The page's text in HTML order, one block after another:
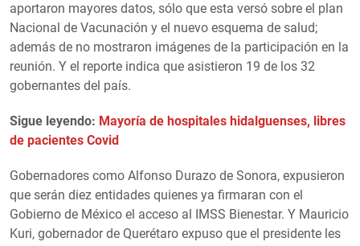
aportaron mayores datos, sólo que esta versó sobre el plan
Nacional de Vacunación y el nuevo esquema de salud;
además de no mostraron imágenes de la participación en la
reunión. Y el reporte indica que asistieron 19 de los 32
gobernantes del país.
Sigue leyendo: Mayoría de hospitales hidalguenses, libres
de pacientes Covid
Gobernadores como Alfonso Durazo de Sonora, expusieron
que serán diez entidades quienes ya firmaran con el
Gobierno de México el acceso al IMSS Bienestar. Y Mauricio
Kuri, gobernador de Querétaro expuso que el presidente les